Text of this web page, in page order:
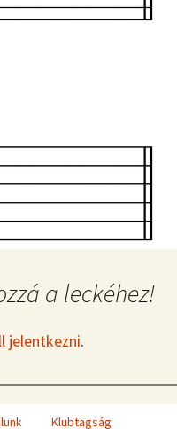
a leckéhez!
jelentkezni.
Klubtagság